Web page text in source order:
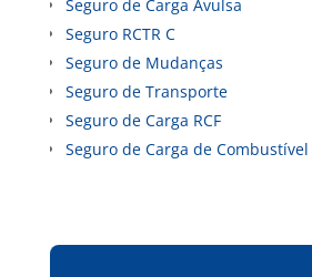
Seguro de Carga Avulsa
Seguro RCTR C
Seguro de Mudanças
Seguro de Transporte
Seguro de Carga RCF
Seguro de Carga de Combustível